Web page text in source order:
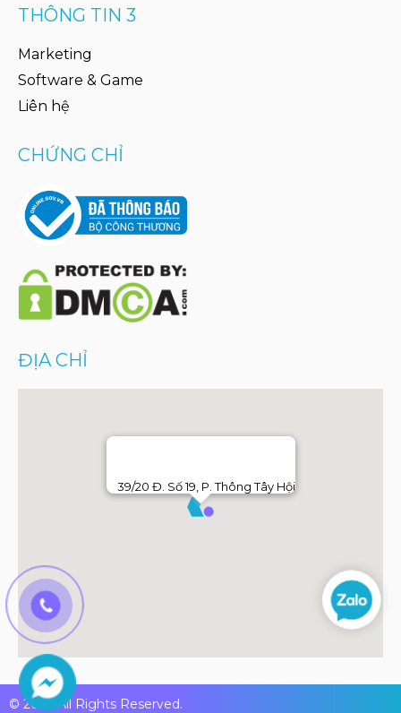
THÔNG TIN 3
Marketing
Software & Game
Liên hệ
CHỨNG CHỈ
ĐỊA CHỈ
39/20 Đ. Số 19, P. Thông Tây Hội
© 2026 All Rights Reserved.